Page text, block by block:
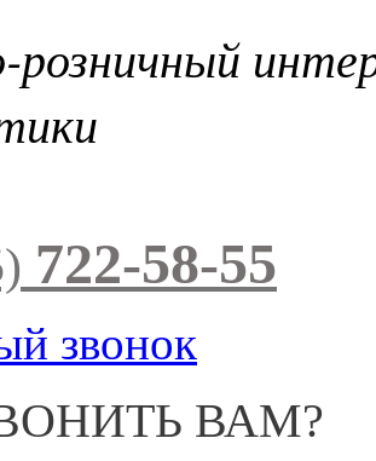
722-58-55
звонок
ВАМ?